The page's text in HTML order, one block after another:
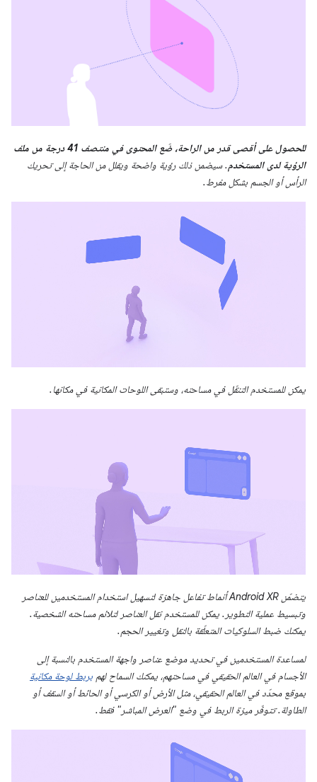
للحصول على أقصى قدر من الراحة، ضَع المحتوى في منتصف ‎41 درجة من ملف
الرؤية لدى المستخدم. سيضمن ذلك رؤية واضحة ويقلل من الحاجة إلى تحريك
الرأس أو الجسم بشكل مفرط.
يمكن للمستخدم التنقّل في مساحته، وستبقى اللوحات المكانية في مكانها.
يتضمّن Android XR أنماط تفاعل جاهزة لتسهيل استخدام المستخدمين للعناصر
وتبسيط عملية التطوير. يمكن للمستخدم نقل العناصر لتلائم مساحته الشخصية.
يمكنك ضبط السلوكيات المتعلّقة بالنقل وتغيير الحجم.
لمساعدة المستخدمين في تحديد موضع عناصر واجهة المستخدم بالنسبة إلى
الأجسام في العالم الحقيقي في مساحتهم، يمكنك السماح لهم بربط لوحة مكانية
بموقع محدّد في العالم الحقيقي، مثل الأرض أو الكرسي أو الحائط أو السقف أو
الطاولة. تتوفّر ميزة الربط في وضع "العرض المباشر" فقط.